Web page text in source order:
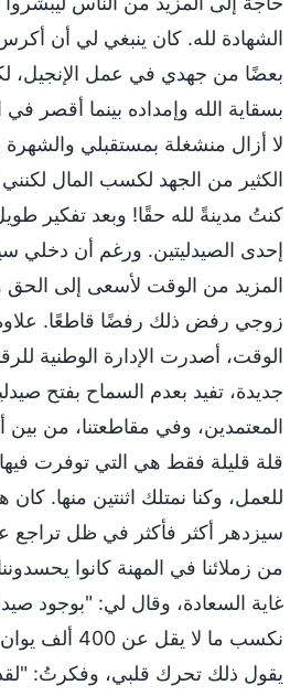
الشهادة لله. كان ينبغي لي أن
بعضًا من جهدي في عمل الإنجيل،
بسقاية الله وإمداده بينما أقصر في
لا أزال منشغلة بمستقبلي والشهرة
الكثير من الجهد لكسب المال
كنتُ مدينةً لله حقًا! وبعد تفكير
إحدى الصيدليتين. ورغم أن دخلي
المزيد من الوقت لأسعى إلى الحق
زوجي رفض ذلك رفضًا قاطعًا.
الوقت، أصدرت الإدارة الوطنية
جديدة، تفيد بعدم السماح بفتح
المعتمدين، وفي مقاطعتنا، من بين
قلة قليلة فقط هي التي توفرت
للعمل، وكنا نمتلك اثنتين منها. كان
سيزدهر أكثر فأكثر في ظل تراجع
من زملائنا في المهنة كانوا
غاية السعادة، وقال لي: "بوجود
نكسب ما لا يقل
يقول ذلك تحرك قلبي، وفكرتُ: